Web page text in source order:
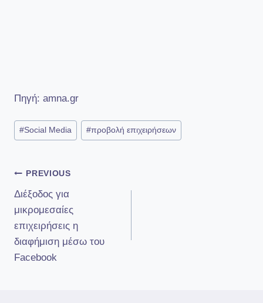
Πηγή: amna.gr
Post
Tags:
#Social Media #προβολή επιχειρήσεων
Πλοήγηση
άρθρων
PREVIOUS
Διέξοδος για
μικρομεσαίες
επιχειρήσεις η
διαφήμιση μέσω του
Facebook